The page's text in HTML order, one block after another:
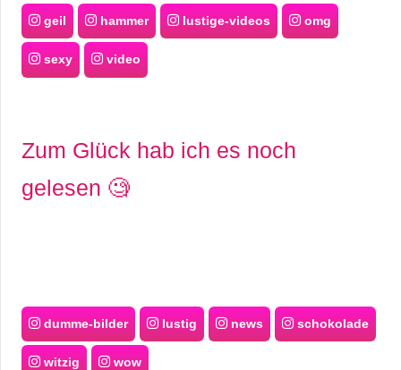
geil hammer lustige-videos omg
sexy video
Zum Glück hab ich es noch
gelesen 🧐
dumme-bilder lustig news schokolade
witzig wow